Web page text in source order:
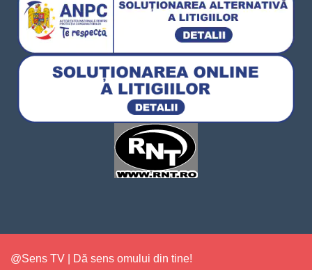
@Sens TV | Dă sens omului din tine!